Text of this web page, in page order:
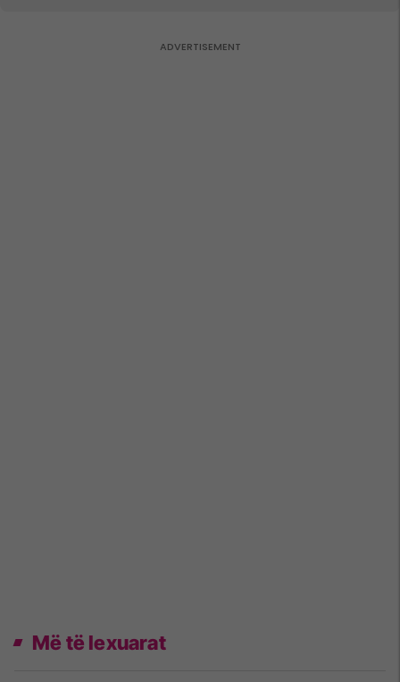
Më të lexuarat